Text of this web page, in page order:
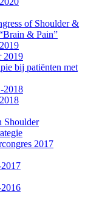
of Shoulder &
& Pain”
2019
bij patiënten met
2018
Shoulder
2017